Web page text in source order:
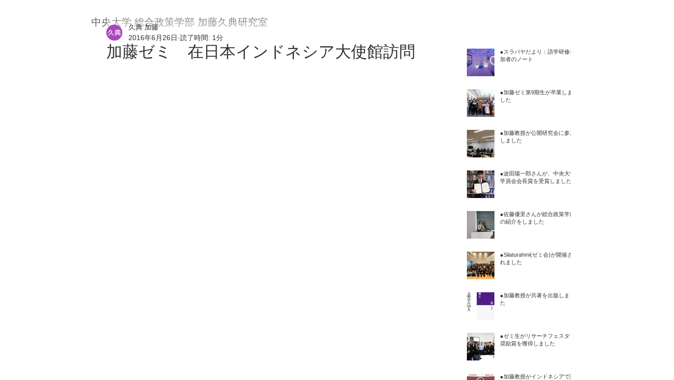
中央大学 総合政策学部 加藤久典研究室
加藤ゼミ 在日本インドネシア大使館訪問
久典 加藤
2016年6月26日 読了時間: 1分
●スラバヤだより：語学研修参
加者のノート
●加藤ゼミ第9期生が卒業しま
した
●加藤教授が公開研究会に参加
しました
●波田陽一郎さんが、中央大学
学員会会長賞を受賞しました
●佐藤優里さんが総合政策学部
の紹介をしました
●Silaturahmi(ゼミ会)が開催さ
れました
●加藤教授が共著を出版しまし
た
●ゼミ生がリサーチフェスタで
奨励賞を獲得しました
●加藤教授がインドネシアで講